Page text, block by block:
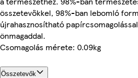
összetevőkkel, 98%-ban lebomló
újrahasznosítható
önmagaddal.
Csomagolás mérete: 0.09kg
Összetevők